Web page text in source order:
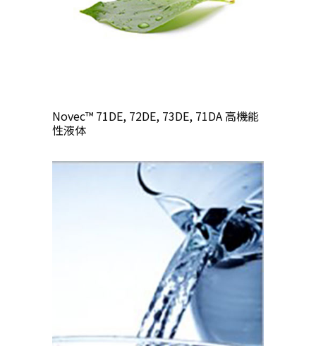
Novec™ 71DE, 72DE, 73DE, 71DA 高機能
性液体